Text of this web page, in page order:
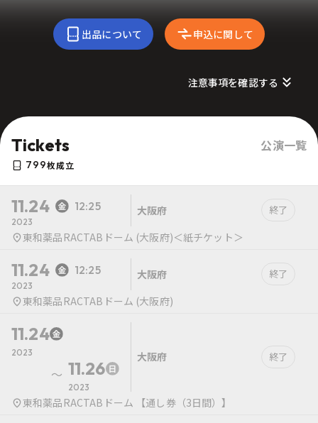
出品について 申込に関して
注意事項を確認する
Tickets 公演一覧
799枚成立
11.24 12:25
2023
大阪府 終了
東和薬品RACTABドーム (大阪府)＜紙チケット＞
11.24 12:25
2023
大阪府 終了
東和薬品RACTABドーム (大阪府)
11.24
2023
〜 11.26
2023
大阪府 終了
東和薬品RACTABドーム 【通し券（3日間）】